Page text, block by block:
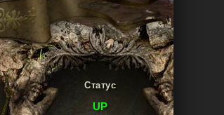
Статус
UP